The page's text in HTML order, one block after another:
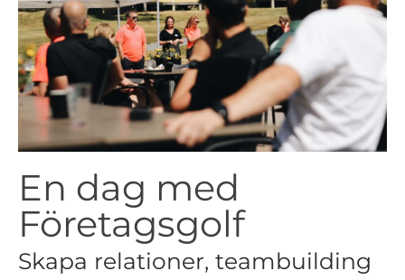
En dag med
Företagsgolf
Skapa relationer, teambuilding